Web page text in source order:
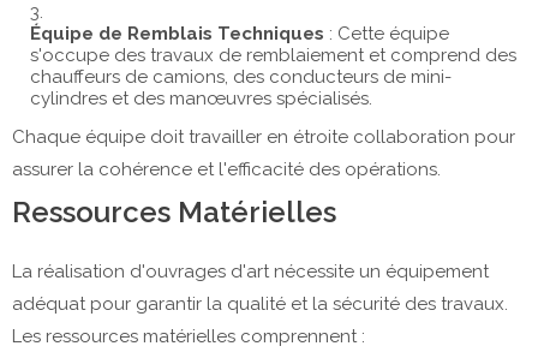
Équipe de Remblais Techniques : Cette équipe
s'occupe des travaux de remblaiement et comprend des
chauffeurs de camions, des conducteurs de mini-
cylindres et des manœuvres spécialisés.
Chaque équipe doit travailler en étroite collaboration pour
assurer la cohérence et l'efficacité des opérations.
Ressources Matérielles
La réalisation d'ouvrages d'art nécessite un équipement
adéquat pour garantir la qualité et la sécurité des travaux.
Les ressources matérielles comprennent :